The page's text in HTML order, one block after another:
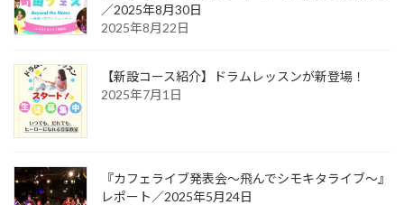
／2025年8月30日
2025年8月22日
【新設コース紹介】ドラムレッスンが新登場！
2025年7月1日
『カフェライブ発表会〜飛んでシモキタライブ〜』
レポート／2025年5月24日